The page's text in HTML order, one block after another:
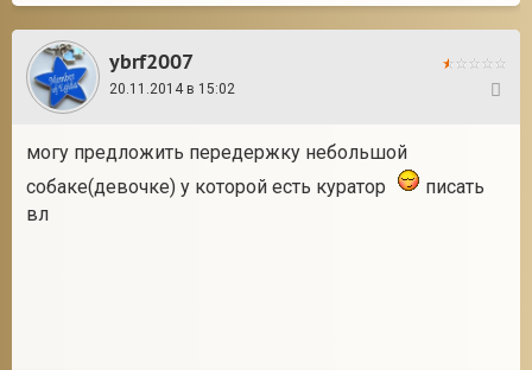
ybrf2007
20.11.2014 в 15:02
могу предложить передержку небольшой
собаке(девочке) у которой есть куратор
писать
вл